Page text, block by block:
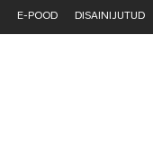
E-POOD DISAINIJUTUD